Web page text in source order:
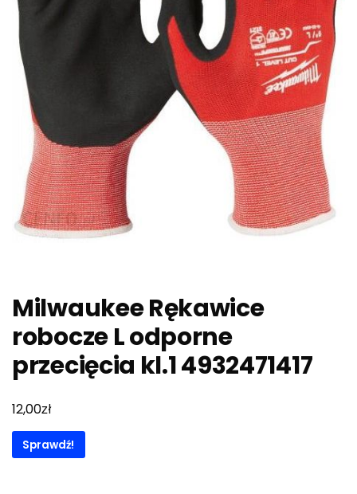
Milwaukee Rękawice
robocze L odporne
przecięcia kl.1 4932471417
12,00zł
Sprawdź!